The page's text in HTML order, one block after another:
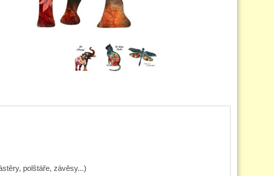
polštáře, závěsy...)